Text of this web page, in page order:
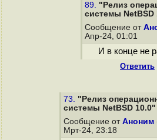
89. "Релиз
системы NetBSD
Сообщение от
Апр-24, 01:01
И в конце не
Ответить
73. "Релиз
системы NetBSD 10.0"
Сообщение от Аноним
Мрт-24, 23:18